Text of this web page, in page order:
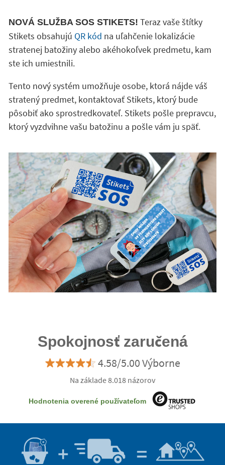
NOVÁ SLUŽBA SOS STIKETS! Teraz vaše štítky
Stikets obsahujú QR kód na uľahčenie lokalizácie
stratenej batožiny alebo akéhokoľvek predmetu, kam
ste ich umiestnili.
Tento nový systém umožňuje osobe, ktorá nájde váš
stratený predmet, kontaktovať Stikets, ktorý bude
pôsobiť ako sprostredkovateľ. Stikets pošle prepravcu,
ktorý vyzdvihne vašu batožinu a pošle vám ju späť.
Spokojnosť zaručená
4.58/5.00 Výborne
Na základe 8.018 názorov
Hodnotenia overené používateľom